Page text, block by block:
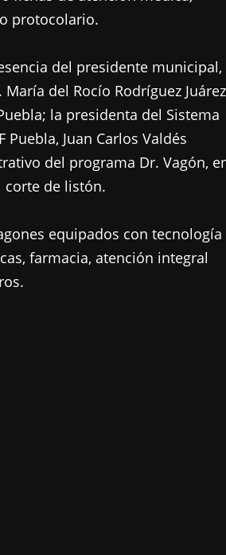
protocolario.
del presidente municipal,
del Rocío Rodríguez
la presidenta del Sistema
Juan Carlos Valdés
del programa Dr. Vagón,
corte de listón.
equipados con tecnología
farmacia, atención integral